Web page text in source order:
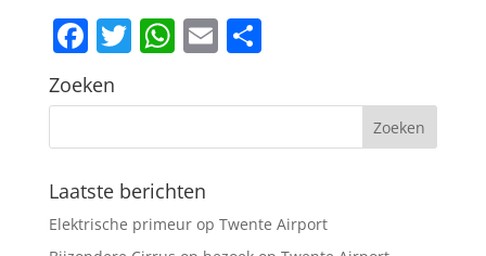
Facebook
Twitter
WhatsApp
EmailDelen
Zoeken
Laatste berichten
Elektrische primeur op Twente Airport